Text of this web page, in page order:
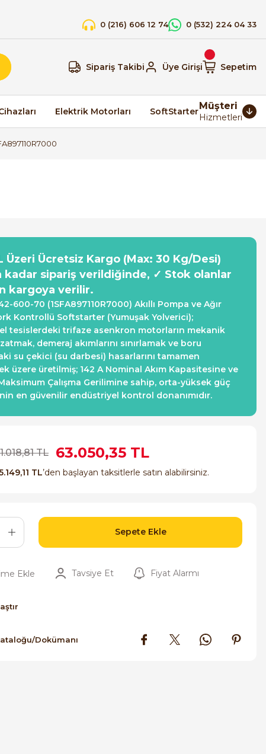
0 (216) 606 12 74 0 (532) 224 04 33
Sipariş Takibi Üye Girişi Sepetim
Elektrik Motorları SoftStarterMüşteri
Hizmetleri
Üzeri Ücretsiz Kargo (Max: 30 Kg/Desi)
kadar sipariş verildiğinde, ✓ Stok olanlar
kargoya verilir.
600-70 (1SFA897110R7000) Akıllı Pompa ve Ağır
Kontrollü Softstarter (Yumuşak Yolverici);
tesislerdeki trifaze asenkron motorların mekanik
demeraj akımlarını sınırlamak ve boru
su çekici (su darbesi) hasarlarını tamamen
üzere üretilmiş; 142 A Nominal Akım Kapasitesine ve
Çalışma Gerilimine sahip, orta-yüksek güç
en güvenilir endüstriyel kontrol donanımıdır.
TL 63.050,35 TL
TL’den başlayan taksitlerle satın alabilirsiniz.
Sepete Ekle
Tavsiye Et Fiyat Alarmı
Dokümanı